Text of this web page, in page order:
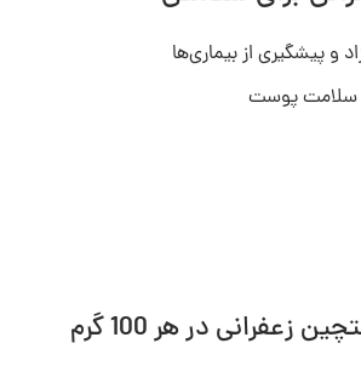
و پیشگیری از بیماری‌ها
سلامت پوست
در هر 100 گرم